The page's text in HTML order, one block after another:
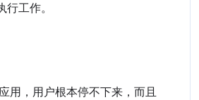
工作。
用，用户根本停不下来，而且